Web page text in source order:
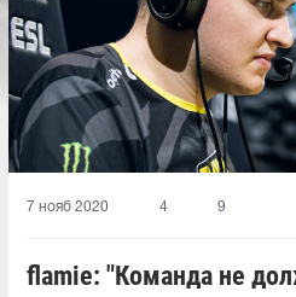
7 нояб 2020 4 9
flamie: "Команда не